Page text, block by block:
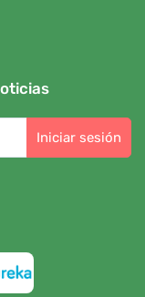
Iniciar sesión